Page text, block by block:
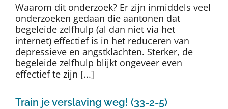
Waarom dit onderzoek? Er zijn inmiddels veel
onderzoeken gedaan die aantonen dat
begeleide zelfhulp (al dan niet via het
internet) effectief is in het reduceren van
depressieve en angstklachten. Sterker, de
begeleide zelfhulp blijkt ongeveer even
effectief te zijn [...]
Train je verslaving weg! (33-2-5)